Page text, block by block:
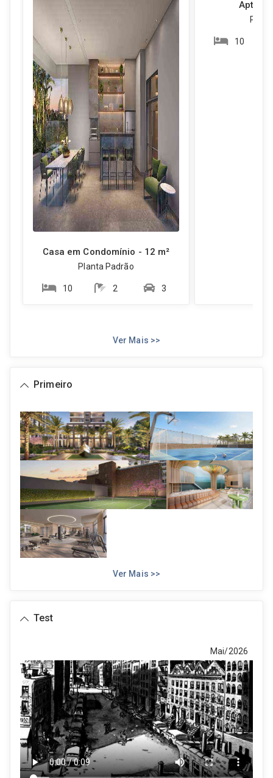
Casa em Condomínio - 12 m²
Planta Padrão
10 2 3
Apto.
10
Ver Mais >>
Primeiro
Ver Mais >>
Test
Mai/2026